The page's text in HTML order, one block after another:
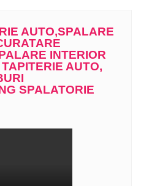
AUTO,SPALARE
INTERIOR
AUTO,
SPALATORIE